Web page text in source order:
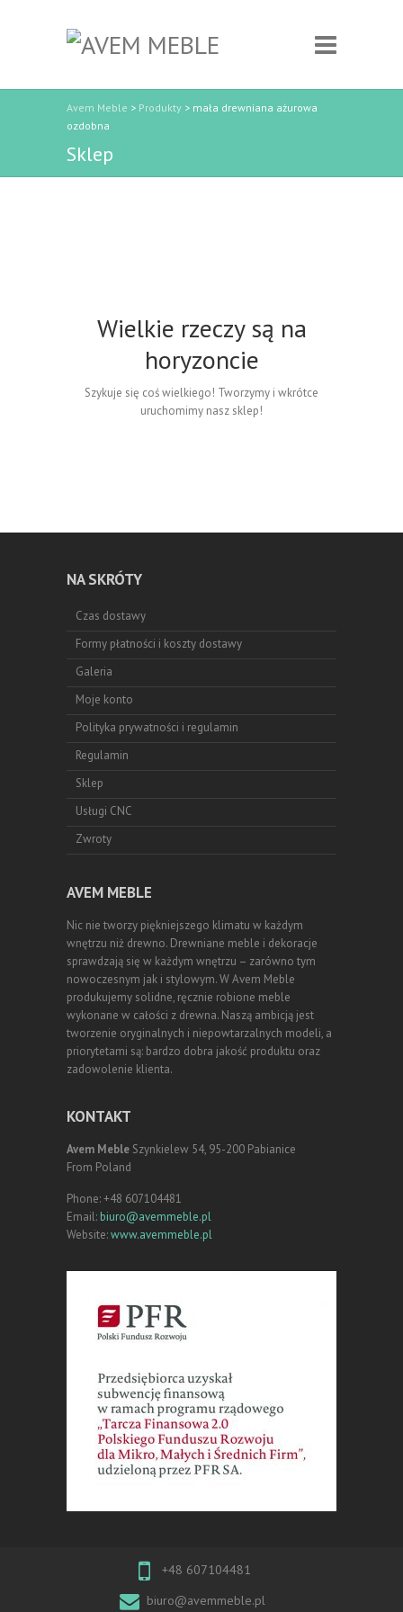
Avem Meble > Produkty > mała drewniana ażurowa
ozdobna
Sklep
Wielkie rzeczy są na
horyzoncie
Szykuje się coś wielkiego! Tworzymy i wkrótce
uruchomimy nasz sklep!
NA SKRÓTY
Czas dostawy
Formy płatności i koszty dostawy
Galeria
Moje konto
Polityka prywatności i regulamin
Regulamin
Sklep
Usługi CNC
Zwroty
AVEM MEBLE
Nic nie tworzy piękniejszego klimatu w każdym
wnętrzu niż drewno. Drewniane meble i dekoracje
sprawdzają się w każdym wnętrzu – zarówno tym
nowoczesnym jak i stylowym. W Avem Meble
produkujemy solidne, ręcznie robione meble
wykonane w całości z drewna. Naszą ambicją jest
tworzenie oryginalnych i niepowtarzalnych modeli, a
priorytetami są: bardzo dobra jakość produktu oraz
zadowolenie klienta.
KONTAKT
Avem Meble Szynkielew 54, 95-200 Pabianice
From Poland
Phone: +48 607104481
Email: biuro@avemmeble.pl
Website:www.avemmeble.pl
+48 607104481
biuro@avemmeble.pl